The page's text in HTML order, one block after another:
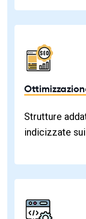
Strutture
indicizzate